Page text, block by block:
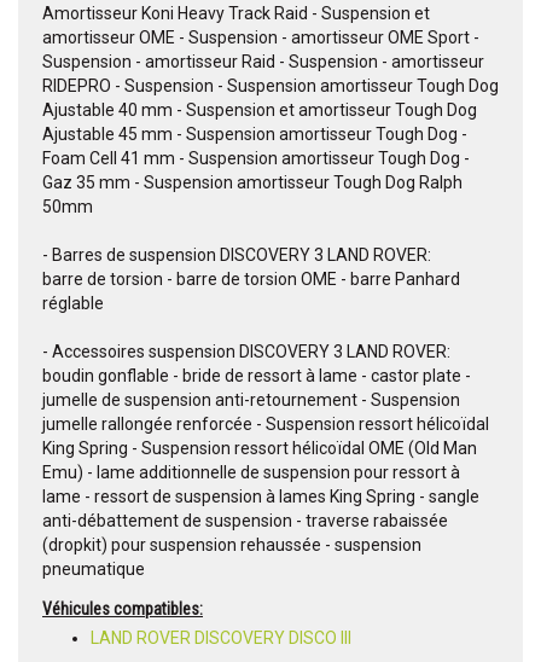
Amortisseur Koni Heavy Track Raid - Suspension et
amortisseur OME - Suspension - amortisseur OME Sport -
Suspension - amortisseur Raid - Suspension - amortisseur
RIDEPRO - Suspension - Suspension amortisseur Tough Dog
Ajustable 40 mm - Suspension et amortisseur Tough Dog
Ajustable 45 mm - Suspension amortisseur Tough Dog -
Foam Cell 41 mm - Suspension amortisseur Tough Dog -
Gaz 35 mm - Suspension amortisseur Tough Dog Ralph
50mm
- Barres de suspension DISCOVERY 3 LAND ROVER:
barre de torsion - barre de torsion OME - barre Panhard
réglable
- Accessoires suspension DISCOVERY 3 LAND ROVER:
boudin gonflable - bride de ressort à lame - castor plate -
jumelle de suspension anti-retournement - Suspension
jumelle rallongée renforcée - Suspension ressort hélicoïdal
King Spring - Suspension ressort hélicoïdal OME (Old Man
Emu) - lame additionnelle de suspension pour ressort à
lame - ressort de suspension à lames King Spring - sangle
anti-débattement de suspension - traverse rabaissée
(dropkit) pour suspension rehaussée - suspension
pneumatique
Véhicules compatibles:
LAND ROVER DISCOVERY DISCO III